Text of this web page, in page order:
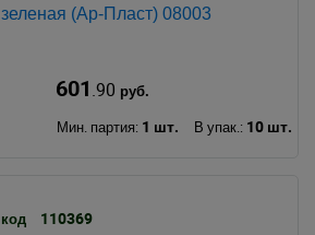
зеленая (Ар-Пласт) 08003
601.90 руб.
Мин. партия: 1 шт. В упак.: 10 шт.
код 110369